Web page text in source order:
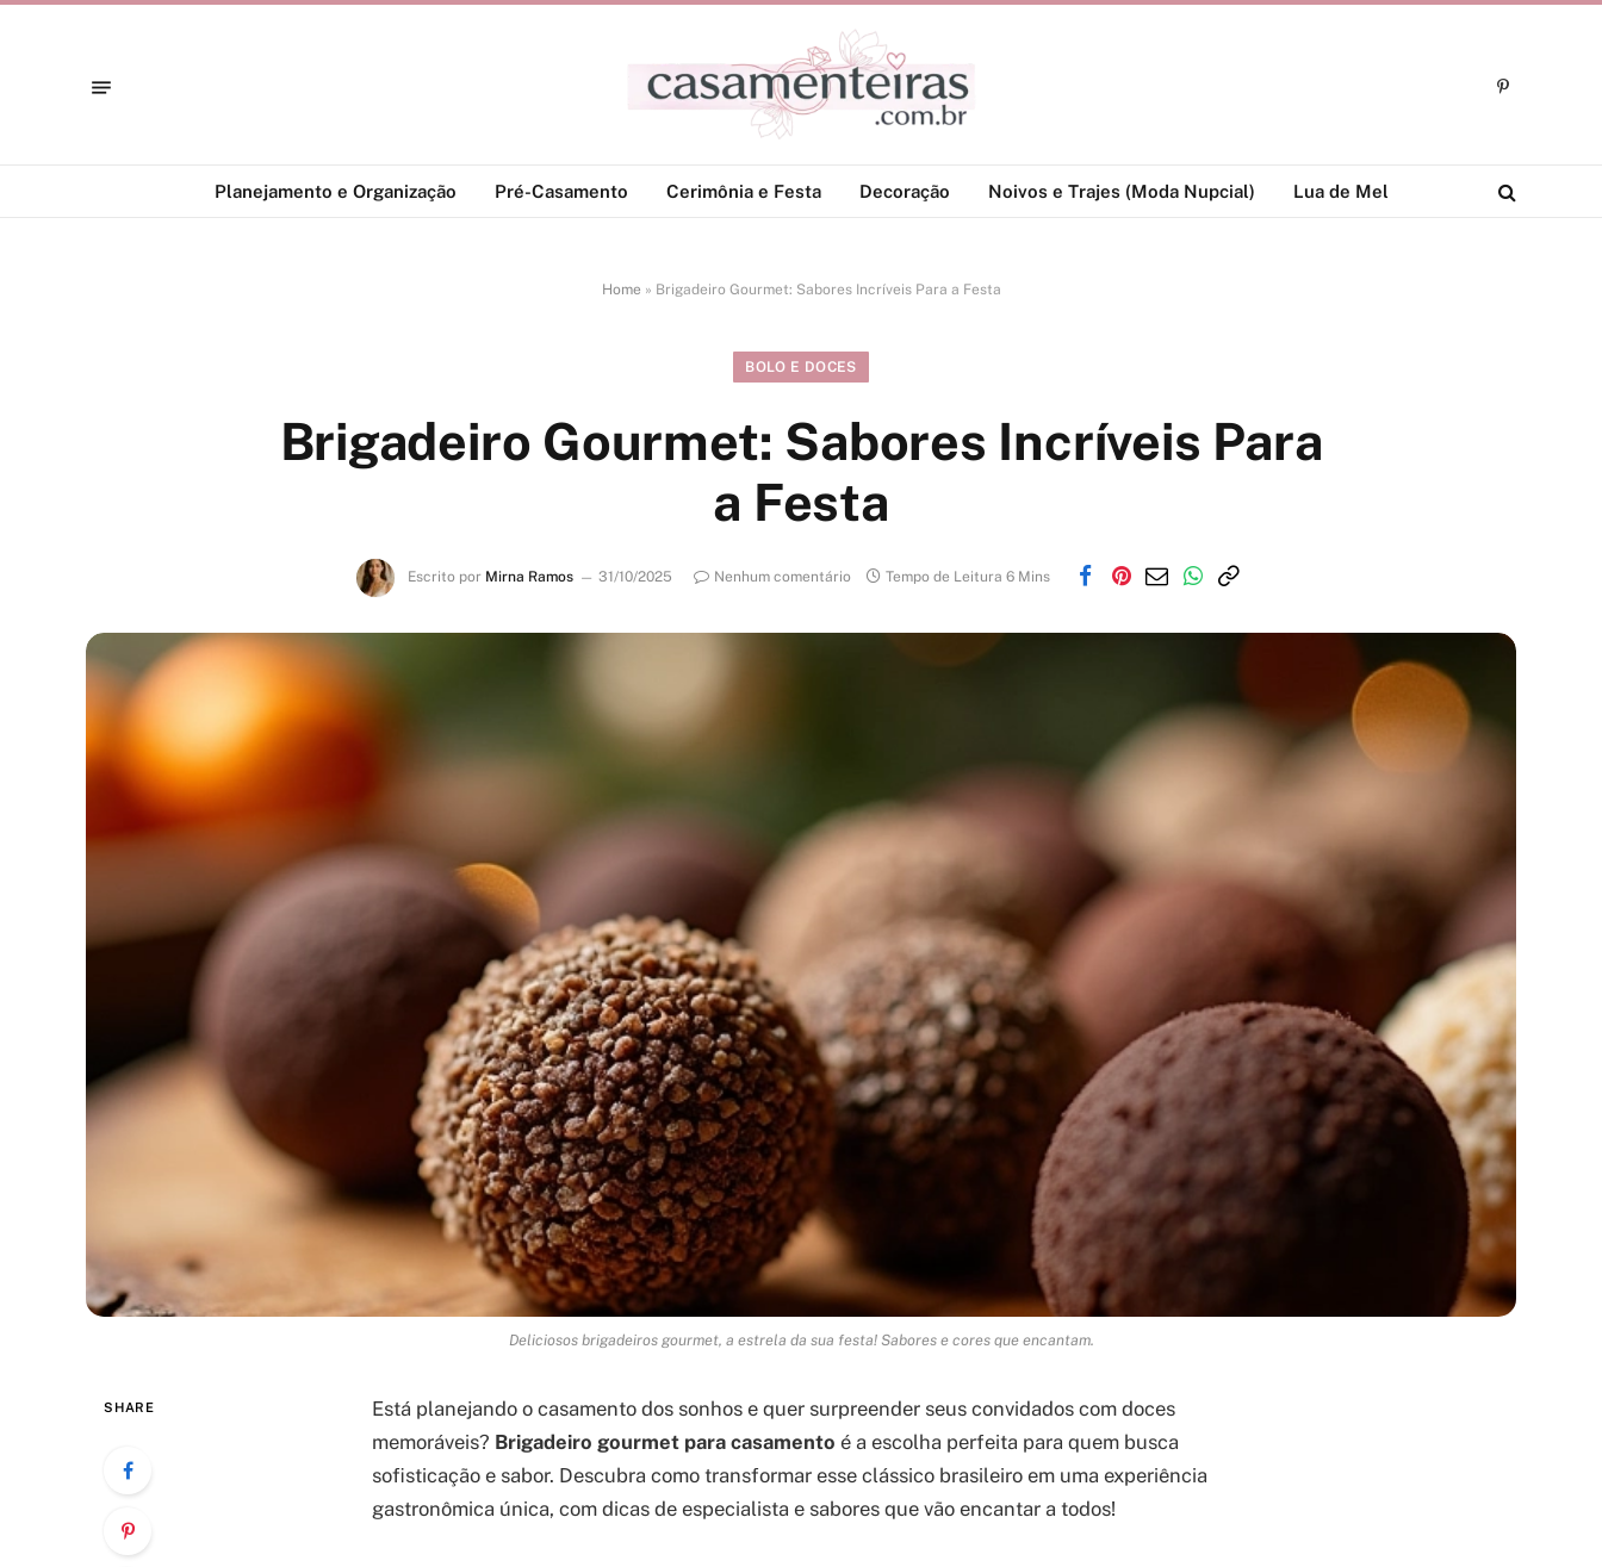
Pinterest
Planejamento e Organização Pré-Casamento Cerimônia e Festa Decoração Noivos e Trajes (Moda Nupcial) Lua de Mel
Home » Brigadeiro Gourmet: Sabores Incríveis Para a Festa
BOLO E DOCES
Brigadeiro Gourmet: Sabores Incríveis Para
a Festa
Escrito por Mirna Ramos 31/10/2025 Nenhum comentário Tempo de Leitura 6 Mins
Deliciosos brigadeiros gourmet, a estrela da sua festa! Sabores e cores que encantam.
SHARE
Está planejando o casamento dos sonhos e quer surpreender seus convidados com doces
memoráveis? Brigadeiro gourmet para casamento é a escolha perfeita para quem busca
sofisticação e sabor. Descubra como transformar esse clássico brasileiro em uma experiência
gastronômica única, com dicas de especialista e sabores que vão encantar a todos!